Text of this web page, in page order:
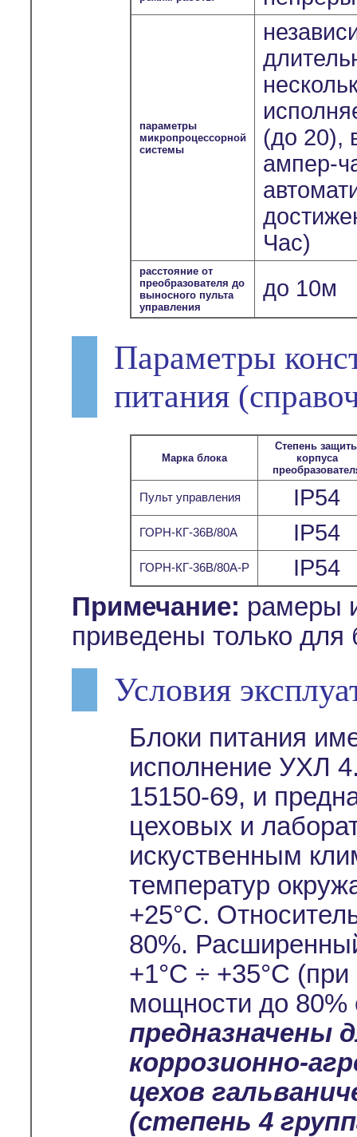
параметры
микропроцессорной
системы
(до 20),
ампер-
Час)
расстояние от
преобразователя до
выносного пульта
управления
до 10м
Параметры
питания
Марка блока
Степень
корпуса
Пульт управления IP54
ГОРН-КГ-36В/80А IP54
ГОРН-КГ-36В/80А-Р IP54
Примечание: рамеры
приведены только для
Условия
Блоки питания
исполнение УХЛ
15150-69, и
цеховых и
искуственным
температур
+25°С.
80%.
+1°С ÷ +35°С
мощности до
предназначены
коррозионно-
цехов
(степень 4